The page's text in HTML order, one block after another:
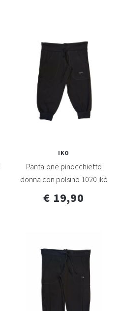
IKO
Pantalone pinocchietto
donna con polsino 1020 ikò
€ 19,90